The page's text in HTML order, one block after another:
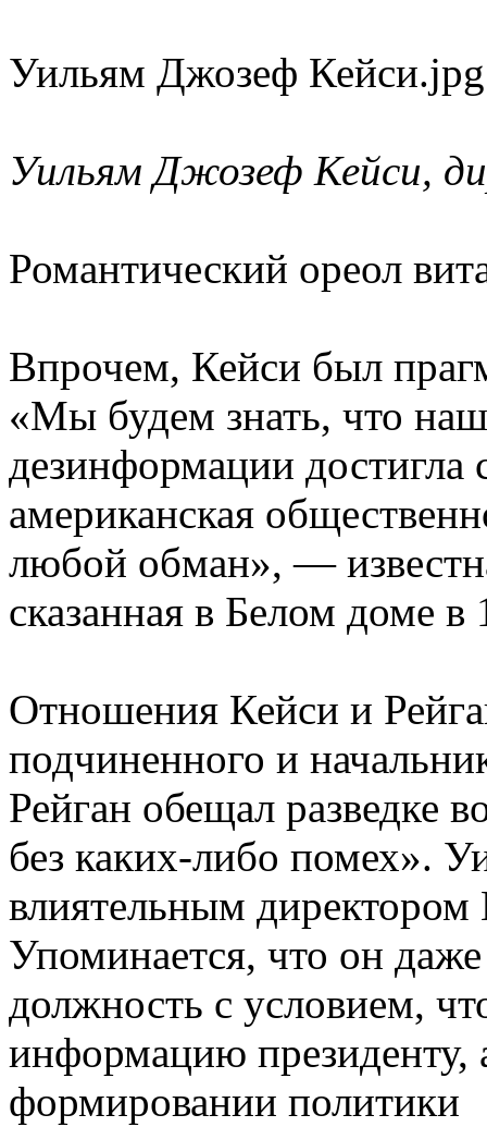
Уильям Джозеф Кейси.jpg
Уильям Джозеф Кейси,
Романтический ореол
Впрочем, Кейси был
«Мы будем знать, что
дезинформации достигла
американская
любой обман», —
сказанная в Белом доме в
Отношения Кейси и
подчиненного и
Рейган обещал разведке
без каких-либо помех».
влиятельным
Упоминается, что он даже
должность с условием,
информацию президенту,
формировании политики